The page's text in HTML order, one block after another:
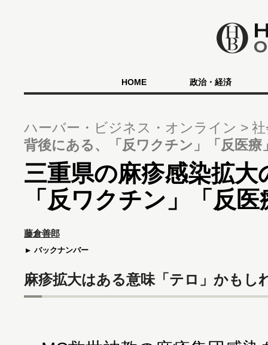
HOME 政治・経済
ハーバー・ビジネス・オンライン
背後にある、「反ワクチン」「反医療
三重県の麻疹感染拡
「反ワクチン」「反
藤倉善郎
バックナンバー
麻疹拡大はある意味「テロ」かも